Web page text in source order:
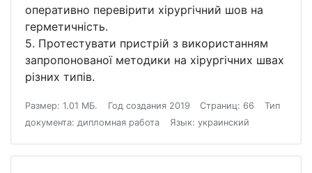
оперативно перевірити хірургічний шов на
герметичність.
5. Протестувати пристрій з використанням
запропонованої методики на хірургічних швах
різних типів.
Размер: 1.01 МБ. Год создания 2019 Страниц: 66
Тип
документа: дипломная работа
Язык: украинский